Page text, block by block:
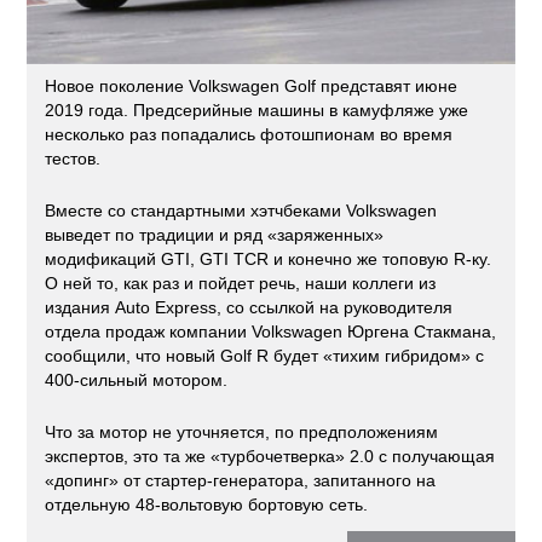
Новое поколение Volkswagen Golf представят июне
2019 года. Предсерийные машины в камуфляже уже
несколько раз попадались фотошпионам во время
тестов.
Вместе со стандартными хэтчбеками Volkswagen
выведет по традиции и ряд «заряженных»
модификаций GTI, GTI TCR и конечно же топовую R-ку.
О ней то, как раз и пойдет речь, наши коллеги из
издания Auto Express, со ссылкой на руководителя
отдела продаж компании Volkswagen Юргена Стакмана,
сообщили, что новый Golf R будет «тихим гибридом» с
400-сильный мотором.
Что за мотор не уточняется, по предположениям
экспертов, это та же «турбочетверка» 2.0 с получающая
«допинг» от стартер-генератора, запитанного на
отдельную 48-вольтовую бортовую сеть.